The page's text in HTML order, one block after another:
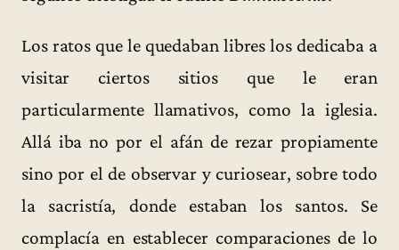
Los ratos que le quedaban libres los dedicaba a
visitar ciertos sitios que le eran
particularmente llamativos, como la iglesia.
Allá iba no por el afán de rezar propiamente
sino por el de observar y curiosear, sobre todo
la sacristía, donde estaban los santos. Se
complacía en establecer comparaciones de lo